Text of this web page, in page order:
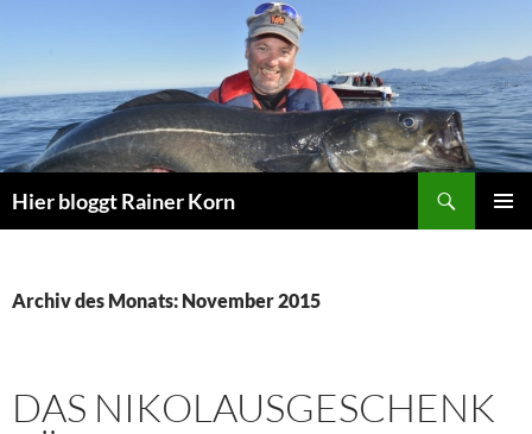
Hier bloggt Rainer Korn
Archiv des Monats: November 2015
DAS NIKOLAUSGESCHENK